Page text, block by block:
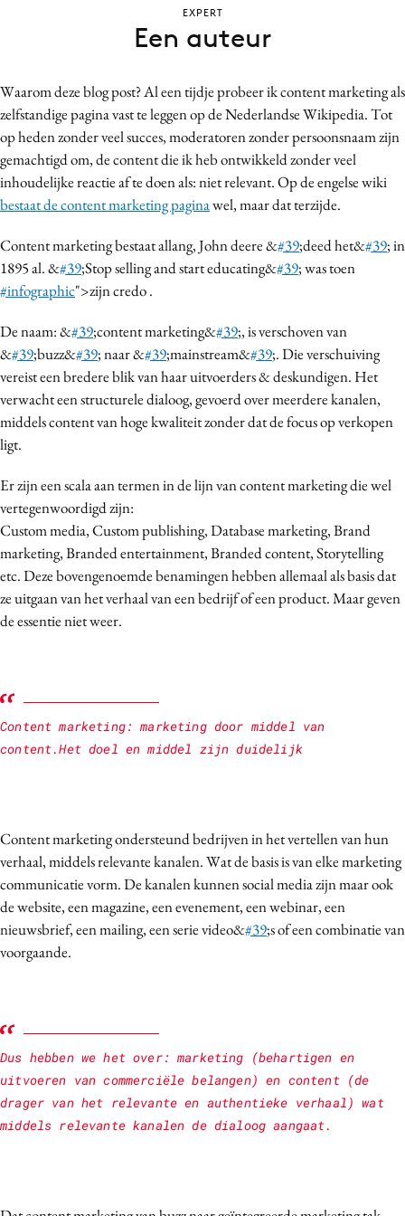
Contentmarketing
Craft
Customer Experience
Data & Insights
Design
Diversiteit
Effectiviteit
Influencer marketing
Interne communicatie
Martech
Media
Merkstrategie
PR
Programmatic
Purpose Marketing
Reputatie & crisis
Waarom deze blog post? Al een tijdje probeer ik content marketing als
zelfstandige pagina vast te leggen op de Nederlandse Wikipedia. Tot
op heden zonder veel succes, moderatoren zonder persoonsnaam zijn
gemachtigd om, de content die ik heb ontwikkeld zonder veel
inhoudelijke reactie af te doen als: niet relevant. Op de engelse wiki
bestaat de content marketing paginawel, maar dat terzijde.
Content marketing bestaat allang, John deere &#39;deed het&#39; in
1895 al. &#39;Stop selling and start educating&#39; was toen
#infographic">zijn credo .
De naam: &#39;content marketing&#39;, is verschoven van
&#39;buzz&#39; naar &#39;mainstream&#39;. Die verschuiving
vereist een bredere blik van haar uitvoerders & deskundigen. Het
verwacht een structurele dialoog, gevoerd over meerdere kanalen,
middels content van hoge kwaliteit zonder dat de focus op verkopen
ligt.
Er zijn een scala aan termen in de lijn van content marketing die wel
vertegenwoordigd zijn:
Custom media, Custom publishing, Database marketing, Brand
marketing, Branded entertainment, Branded content, Storytelling
etc. Deze bovengenoemde benamingen hebben allemaal als basis dat
ze uitgaan van het verhaal van een bedrijf of een product. Maar geven
de essentie niet weer.
Content marketing: marketing door middel van
content.Het doel en middel zijn duidelijk
Content marketing ondersteund bedrijven in het vertellen van hun
verhaal, middels relevante kanalen. Wat de basis is van elke marketing
communicatie vorm. De kanalen kunnen social media zijn maar ook
de website, een magazine, een evenement, een webinar, een
nieuwsbrief, een mailing, een serie video&#39;s of een combinatie van
voorgaande.
Dus hebben we het over: marketing (behartigen en
uitvoeren van commerciële belangen) en content (de
drager van het relevante en authentieke verhaal) wat
middels relevante kanalen de dialoog aangaat.
EXPERT
Een auteur